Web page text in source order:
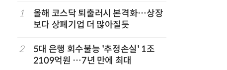
1
올해 코스닥 퇴출러시 본격화…상장
보다 상폐기업 더 많아질듯
2
5대 은행 회수불능 '추정손실' 1조
2109억원 …7년 만에 최대